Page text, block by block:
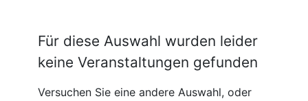
Für diese Auswahl wurden leider
keine Veranstaltungen gefunden
Versuchen Sie eine andere Auswahl, oder